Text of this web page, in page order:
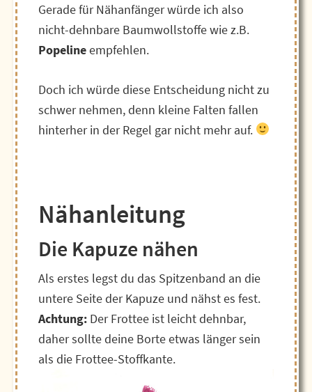
Gerade für Nähanfänger würde ich also
nicht-dehnbare Baumwollstoffe wie z.B.
Popelineempfehlen.
Doch ich würde diese Entscheidung nicht zu
schwer nehmen, denn kleine Falten fallen
hinterher in der Regel gar nicht mehr auf.
Nähanleitung
Die Kapuze nähen
Als erstes legst du das Spitzenband an die
untere Seite der Kapuze und nähst es fest.
Achtung:Der Frottee ist leicht dehnbar,
daher sollte deine Borte etwas länger sein
als die Frottee-Stoffkante.